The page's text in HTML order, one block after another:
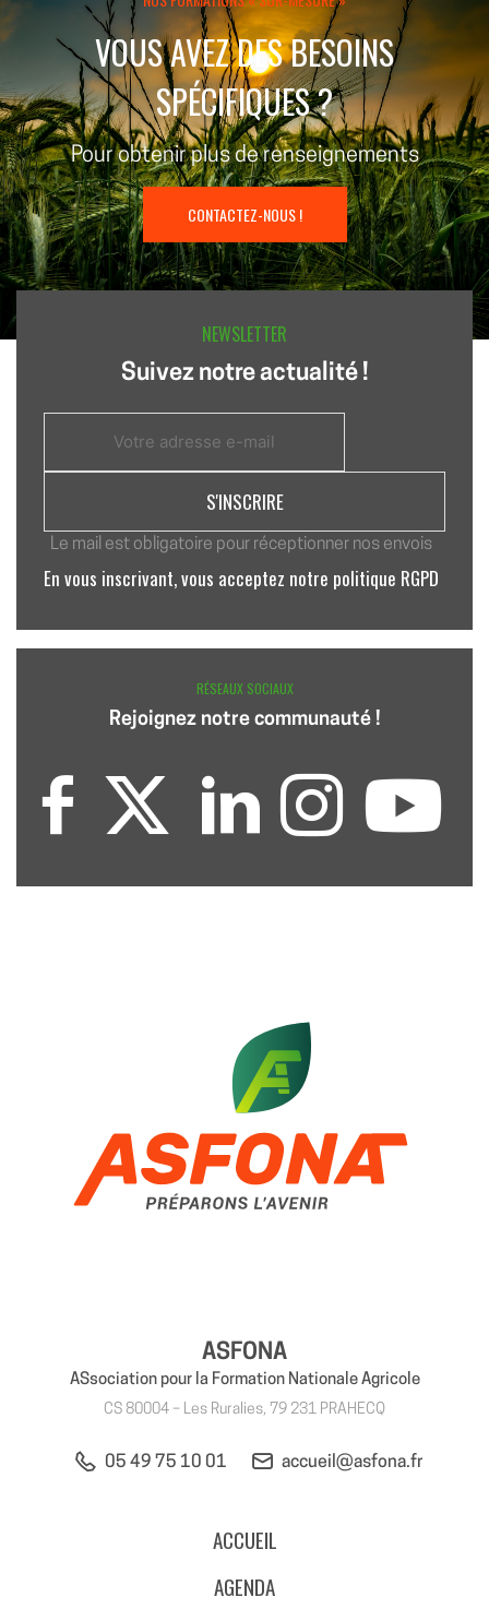
VOUS AVEZ DES BESOINS
SPÉCIFIQUES ?
Pour obtenir plus de renseignements
CONTACTEZ-NOUS !
NEWSLETTER
Suivez notre actualité !
Le mail est obligatoire pour réceptionner nos envois
En vous inscrivant, vous acceptez notre politique RGPD
RÉSEAUX SOCIAUX
Rejoignez notre communauté !
ASFONA
ASsociation pour la Formation Nationale Agricole
CS 80004 – Les Ruralies, 79 231 PRAHECQ
05 49 75 10 01 accueil@asfona.fr
ACCUEIL
AGENDA